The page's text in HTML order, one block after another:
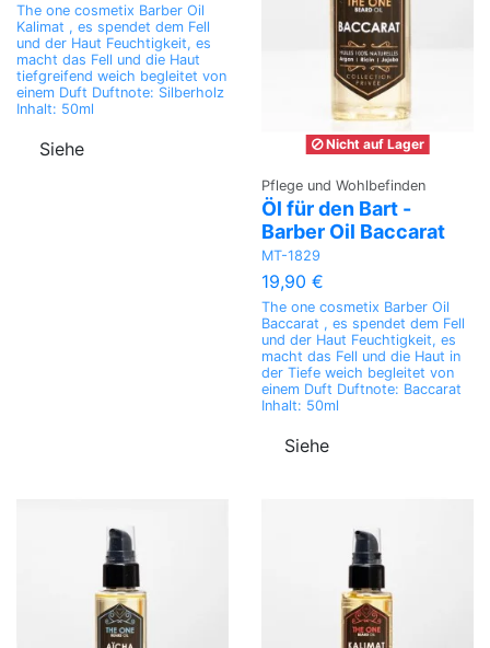
The one cosmetix Barber Oil
Kalimat , es spendet dem Fell
und der Haut Feuchtigkeit, es
macht das Fell und die Haut
tiefgreifend weich begleitet von
einem Duft Duftnote: Silberholz
Inhalt: 50ml
Siehe Nicht auf Lager
Pflege und Wohlbefinden
Öl für den Bart -
Barber Oil Baccarat
MT-1829
19,90 €
The one cosmetix Barber Oil
Baccarat , es spendet dem Fell
und der Haut Feuchtigkeit, es
macht das Fell und die Haut in
der Tiefe weich begleitet von
einem Duft Duftnote: Baccarat
Inhalt: 50ml
Siehe